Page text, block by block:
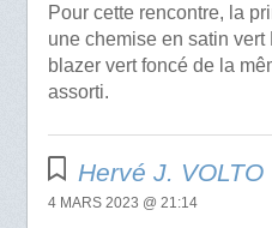
Pour cette rencontre, la
une chemise en satin vert
blazer vert foncé de la
assorti.
Hervé J. VOLTO
4 MARS 2023 @ 21:14